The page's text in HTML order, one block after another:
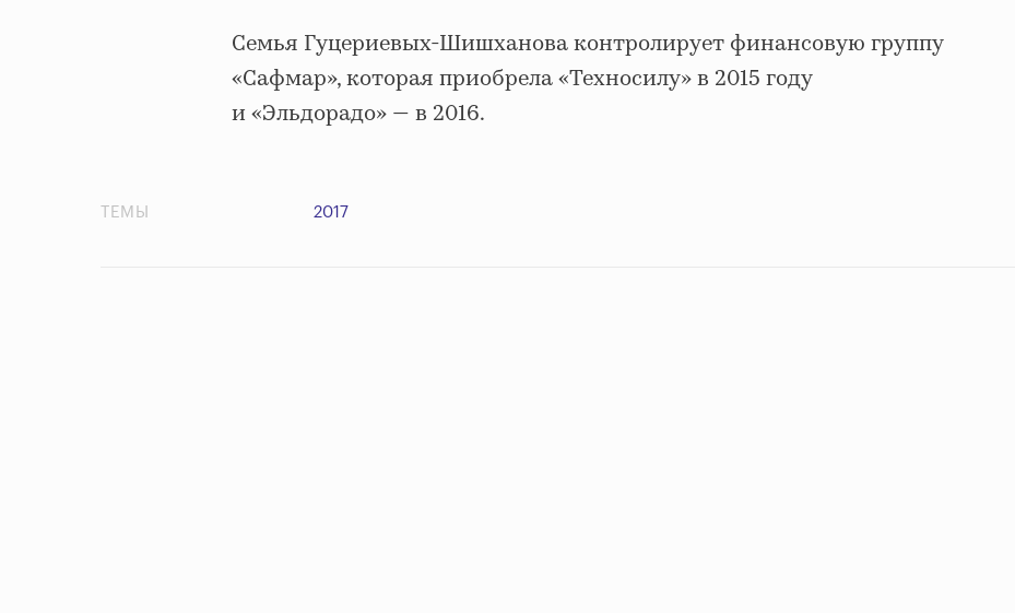
Семья Гуцериевых-Шишханова контролирует финансовую группу
«Сафмар», которая приобрела «Техносилу» в 2015 году
и «Эльдорадо» — в 2016.
ТЕМЫ 2017